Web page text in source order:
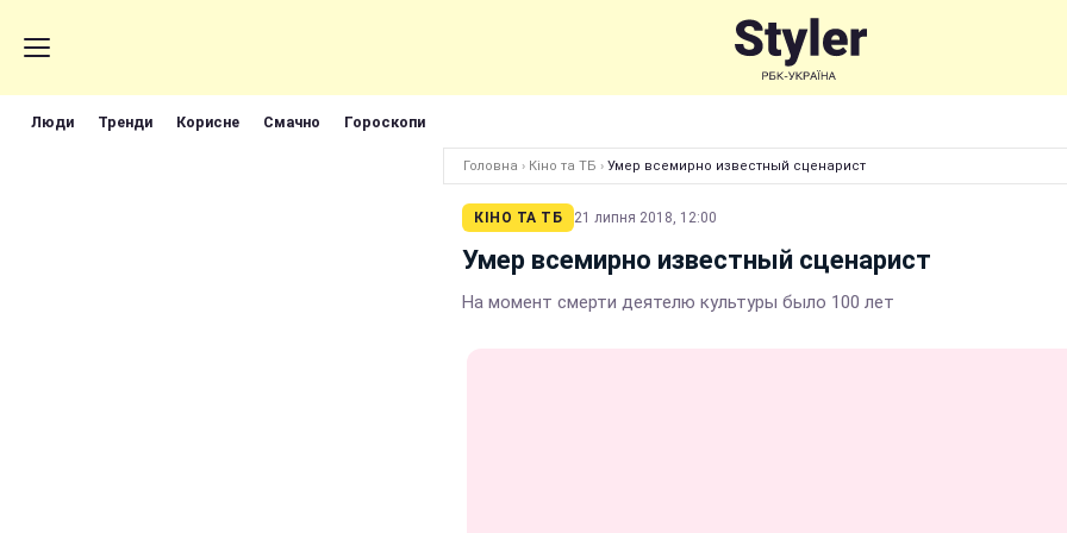
Люди Тренди Корисне Смачно Гороскопи
Головна › Кіно та ТБ › Умер всемирно известный сценарист
КІНО ТА ТБ 21 липня 2018, 12:00
Умер всемирно известный сценарист
На момент смерти деятелю культуры было 100 лет